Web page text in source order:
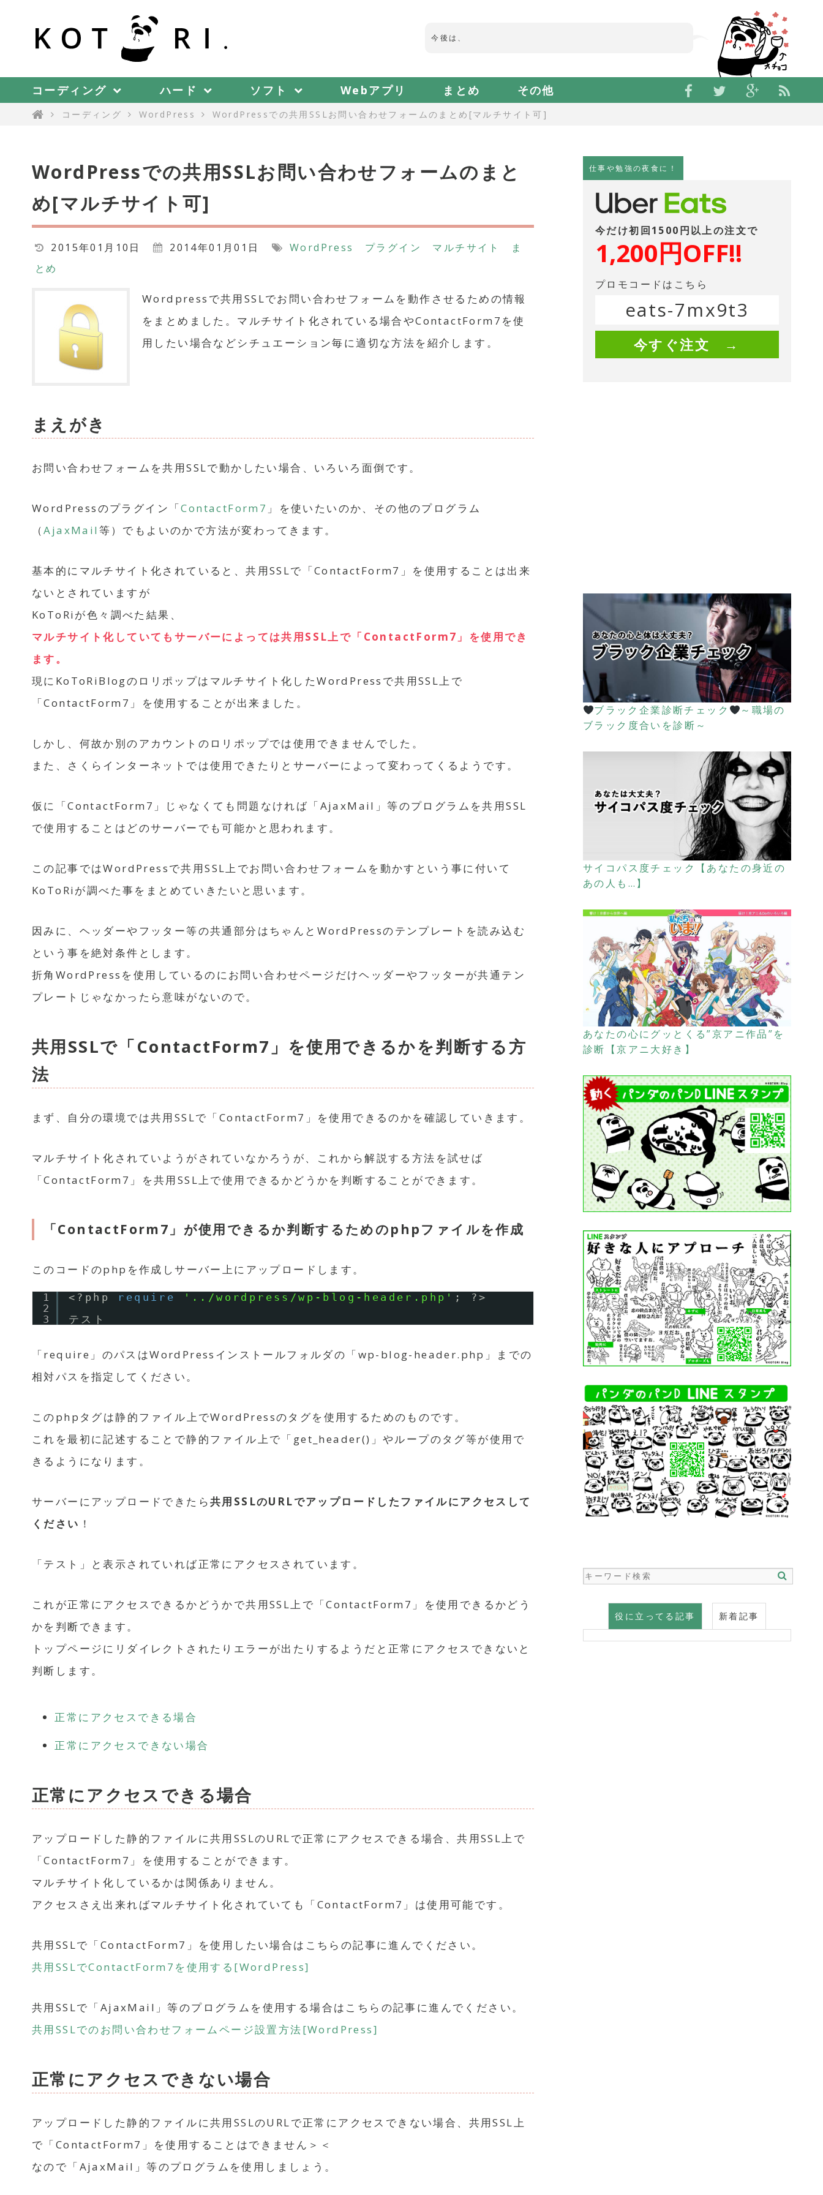
今後は 、
コーディング ハード ソフト Webアプリ まとめ その他
コーディング WordPress WordPressでの共用SSLお問い合わせフォームのまとめ[マルチサイト可]
WordPressでの共用SSLお問い合わせフォームのまと
め[マルチサイト可]
2015年01月10日 2014年01月01日 WordPress プラグイン マルチサイト
ま
とめ
Wordpressで共用SSLでお問い合わせフォームを動作させるための情報
をまとめました。マルチサイト化されている場合やContactForm7を使
用したい場合などシチュエーション毎に適切な方法を紹介します。
まえがき
お問い合わせフォームを共用SSLで動かしたい場合、いろいろ面倒です。
WordPressのプラグイン「ContactForm7 」を使いたいのか、その他のプログラム
（AjaxMail等）でもよいのかで方法が変わってきます。
基本的にマルチサイト化されていると、共用SSLで「ContactForm7」を使用することは出来
ないとされていますが
KoToRiが色々調べた結果、
マルチサイト化していてもサーバーによっては共用SSL上で「ContactForm7」を使用でき
ます。
現にKoToRiBlogのロリポップはマルチサイト化したWordPressで共用SSL上で
「ContactForm7」を使用することが出来ました。
しかし、何故か別のアカウントのロリポップでは使用できませんでした。
また、さくらインターネットでは使用できたりとサーバーによって変わってくるようです。
仮に「ContactForm7」じゃなくても問題なければ「AjaxMail」等のプログラムを共用SSL
で使用することはどのサーバーでも可能かと思われます。
この記事ではWordPressで共用SSL上でお問い合わせフォームを動かすという事に付いて
KoToRiが調べた事をまとめていきたいと思います。
因みに、ヘッダーやフッター等の共通部分はちゃんとWordPressのテンプレートを読み込む
という事を絶対条件とします。
折角WordPressを使用しているのにお問い合わせページだけヘッダーやフッターが共通テン
プレートじゃなかったら意味がないので。
共用SSLで「ContactForm7」を使用できるかを判断する方
法
まず、自分の環境では共用SSLで「ContactForm7」を使用できるのかを確認していきます。
マルチサイト化されていようがされていなかろうが、これから解説する方法を試せば
「ContactForm7」を共用SSL上で使用できるかどうかを判断することができます。
「ContactForm7」が使用できるか判断するためのphpファイルを作成
このコードのphpを作成しサーバー上にアップロードします。
1
2
3
<?php require '../wordpress/wp-blog-header.php' ; ?>
テスト
「require」のパスはWordPressインストールフォルダの「wp-blog-header.php」までの
相対パスを指定してください。
このphpタグは静的ファイル上でWordPressのタグを使用するためのものです。
これを最初に記述することで静的ファイル上で「get_header()」やループのタグ等が使用で
きるようになります。
サーバーにアップロードできたら共用SSLのURLでアップロードしたファイルにアクセスして
ください ！
「テスト」と表示されていれば正常にアクセスされています。
これが正常にアクセスできるかどうかで共用SSL上で「ContactForm7」を使用できるかどう
かを判断できます。
トップページにリダイレクトされたりエラーが出たりするようだと正常にアクセスできないと
判断します。
正常にアクセスできる場合
正常にアクセスできない場合
正常にアクセスできる場合
アップロードした静的ファイルに共用SSLのURLで正常にアクセスできる場合、共用SSL上で
「ContactForm7」を使用することができます。
マルチサイト化しているかは関係ありません。
アクセスさえ出来ればマルチサイト化されていても「ContactForm7」は使用可能です。
共用SSLで「ContactForm7」を使用したい場合はこちらの記事に進んでください。
共用SSLでContactForm7を使用する[WordPress]
共用SSLで「AjaxMail」等のプログラムを使用する場合はこちらの記事に進んでください。
共用SSLでのお問い合わせフォームページ設置方法[WordPress]
正常にアクセスできない場合
アップロードした静的ファイルに共用SSLのURLで正常にアクセスできない場合、共用SSL上
で「ContactForm7」を使用することはできません＞＜
なので「AjaxMail」等のプログラムを使用しましょう。
仕事や勉強の夜食に！
今だけ初回1500円以上の注文で
1,200円OFF!!
プロモコードはこちら
eats-7mx9t3
今すぐ注文 →
ブラック企業診断チェック
～職場の
ブラック度合いを診断～
サイコパス度チェック【あなたの身近の
あの人も…】
あなたの心にグッとくる”京アニ作品”を
診断【京アニ大好き】
役に立ってる記事 新着記事